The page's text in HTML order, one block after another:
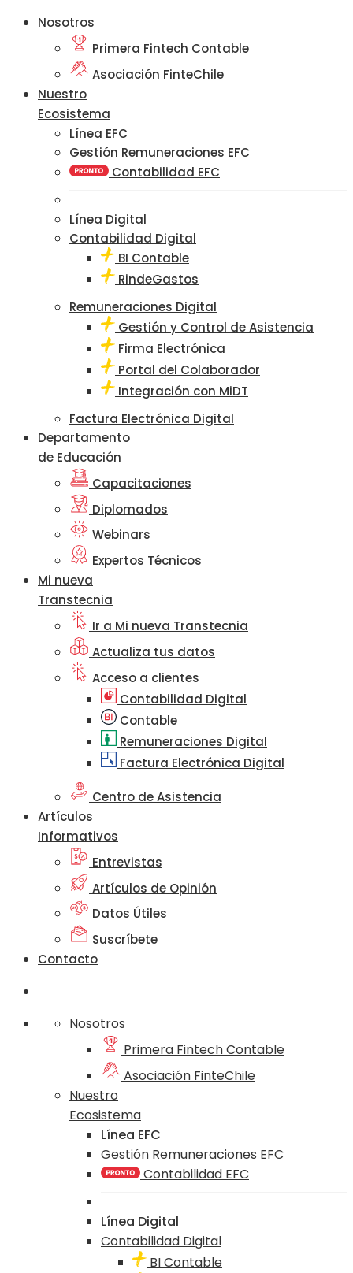
Nosotros
Primera Fintech Contable
Asociación FinteChile
Nuestro
Ecosistema
Línea EFC
Gestión Remuneraciones EFC
Contabilidad EFC
Línea Digital
Contabilidad Digital
BI Contable
RindeGastos
Remuneraciones Digital
Gestión y Control de Asistencia
Firma Electrónica
Portal del Colaborador
Integración con MiDT
Factura Electrónica Digital
Departamento
de Educación
Capacitaciones
Diplomados
Webinars
Expertos Técnicos
Mi nueva
Transtecnia
Ir a Mi nueva Transtecnia
Actualiza tus datos
Acceso a clientes
Contabilidad Digital
Contable
Remuneraciones Digital
Factura Electrónica Digital
Centro de Asistencia
Artículos
Informativos
Entrevistas
Artículos de Opinión
Datos Útiles
Suscríbete
Contacto
Nosotros
Primera Fintech Contable
Asociación FinteChile
Nuestro
Ecosistema
Línea EFC
Gestión Remuneraciones EFC
Contabilidad EFC
Línea Digital
Contabilidad Digital
BI Contable